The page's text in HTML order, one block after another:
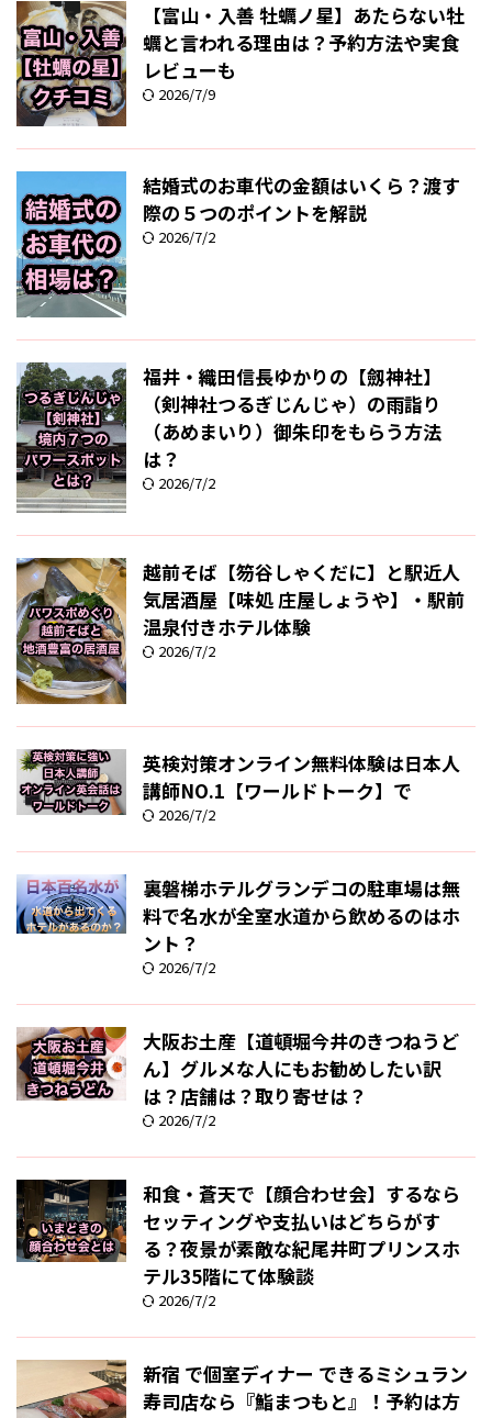
【富山・入善 牡蠣ノ星】あたらない牡
蠣と言われる理由は？予約方法や実食
レビューも
2026/7/9
結婚式のお車代の金額はいくら？渡す
際の５つのポイントを解説
2026/7/2
福井・織田信長ゆかりの【劔神社】
（剣神社つるぎじんじゃ）の雨詣り
（あめまいり）御朱印をもらう方法
は？
2026/7/2
越前そば【笏谷しゃくだに】と駅近人
気居酒屋【味処 庄屋しょうや】・駅前
温泉付きホテル体験
2026/7/2
英検対策オンライン無料体験は日本人
講師NO.1【ワールドトーク】で
2026/7/2
裏磐梯ホテルグランデコの駐車場は無
料で名水が全室水道から飲めるのはホ
ント？
2026/7/2
大阪お土産【道頓堀今井のきつねうど
ん】グルメな人にもお勧めしたい訳
は？店舗は？取り寄せは？
2026/7/2
和食・蒼天で【顔合わせ会】するなら
セッティングや支払いはどちらがす
る？夜景が素敵な紀尾井町プリンスホ
テル35階にて体験談
2026/7/2
新宿 で個室ディナー できるミシュラン
寿司店なら『鮨まつもと』！予約は方